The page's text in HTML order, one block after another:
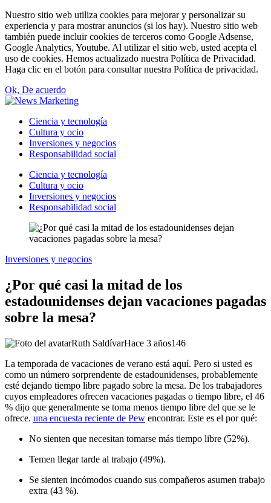
Nuestro sitio web utiliza cookies para mejorar y personalizar su
experiencia y para mostrar anuncios (si los hay). Nuestro sitio web
también puede incluir cookies de terceros como Google Adsense,
Google Analytics, Youtube. Al utilizar el sitio web, usted acepta el
uso de cookies. Hemos actualizado nuestra Política de Privacidad.
Haga clic en el botón para consultar nuestra Política de privacidad.
Ok, De acuerdo
Ciencia y tecnología
Cultura y ocio
Inversiones y negocios
Responsabilidad social
Ciencia y tecnología
Cultura y ocio
Inversiones y negocios
Responsabilidad social
Inversiones y negocios
¿Por qué casi la mitad de los
estadounidenses dejan vacaciones pagadas
sobre la mesa?
Ruth SaldívarHace 3 años146
La temporada de vacaciones de verano está aquí. Pero si usted es
como un número sorprendente de estadounidenses, probablemente
esté dejando tiempo libre pagado sobre la mesa. De los trabajadores
cuyos empleadores ofrecen vacaciones pagadas o tiempo libre, el 46
% dijo que generalmente se toma menos tiempo libre del que se le
ofrece. una encuesta reciente de Pew encontrar. Este es el por qué:
No sienten que necesitan tomarse más tiempo libre (52%).
Temen llegar tarde al trabajo (49%).
Se sienten incómodos cuando sus compañeros asumen trabajo
extra (43 %).